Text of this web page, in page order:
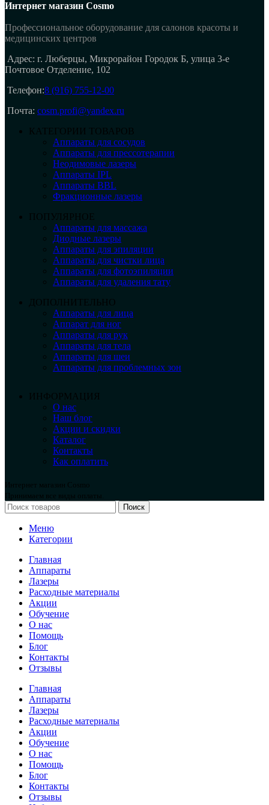
Интернет магазин Cosmo
Профессиональное оборудование для салонов красоты и
медицинских центров
Адрес: г. Люберцы, Микрорайон Городок Б, улица 3-е
Почтовое Отделение, 102
Телефон:8 (916) 755-12-00
Почта: cosm.profi@yandex.ru
КАТЕГОРИИ ТОВАРОВ
Аппараты для сосудов
Аппараты для прессотерапии
Неодимовые лазеры
Аппараты IPL
Аппараты BBL
Фракционные лазеры
ПОПУЛЯРНОЕ
Аппараты для массажа
Диодные лазеры
Аппараты для эпиляции
Аппараты для чистки лица
Аппараты для фотоэпиляции
Аппараты для удаления тату
ДОПОЛНИТЕЛЬНО
Аппараты для лица
Аппарат для ног
Аппараты для рук
Аппараты для тела
Аппараты для шеи
Аппараты для проблемных зон
ИНФОРМАЦИЯ
О нас
Наш блог
Акции и скидки
Каталог
Контакты
Как оплатить
Интернет магазин Cosmo
Принимаем все виды оплаты.
Поиск
Меню
Категории
Главная
Аппараты
Лазеры
Расходные материалы
Акции
Обучение
О нас
Помощь
Блог
Контакты
Отзывы
Главная
Аппараты
Лазеры
Расходные материалы
Акции
Обучение
О нас
Помощь
Блог
Контакты
Отзывы